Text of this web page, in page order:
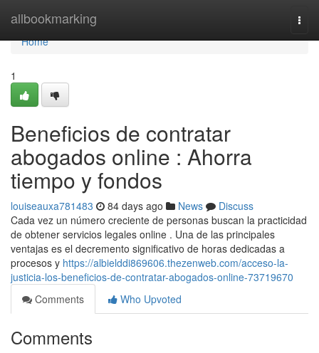
allbookmarking
Home
Home
1
Beneficios de contratar
abogados online : Ahorra
tiempo y fondos
louiseauxa781483 84 days ago News
Discuss
Cada vez un número creciente de personas buscan la practicidad
de obtener servicios legales online . Una de las principales
ventajas es el decremento significativo de horas dedicadas a
procesos y https://albielddi869606.thezenweb.com/acceso-la-
justicia-los-beneficios-de-contratar-abogados-online-73719670
Comments
Who Upvoted
Comments